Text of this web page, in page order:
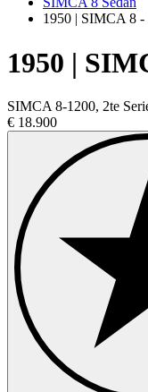
1950 | SIMCA 8 -
1950 |
SIMCA 8-1200, 2te
€ 18.900